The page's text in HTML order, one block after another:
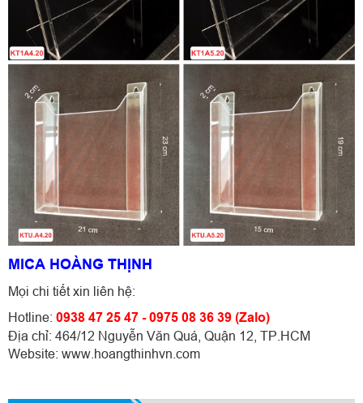
MICA HOÀNG THỊNH
Mọi chi tiết xin liên hệ:
Hotline: 0938 47 25 47 - 0975 08 36 39 (Zalo)
Địa chỉ: 464/12 Nguyễn Văn Quá, Quận 12, TP.HCM
Website: www.hoangthinhvn.com